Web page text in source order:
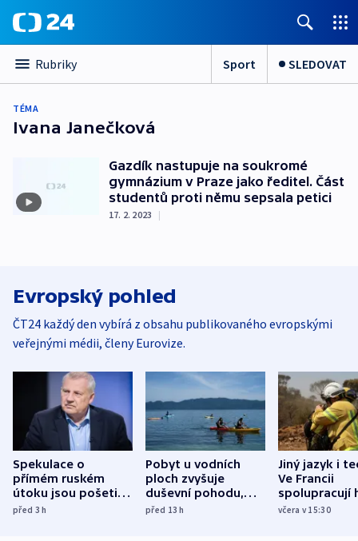
Rubriky Sport SLEDOVAT
TÉMA
Ivana Janečková
Gazdík nastupuje na soukromé
gymnázium v Praze jako ředitel. Část
studentů proti němu sepsala petici
17. 2. 2023 |
Evropský pohled
ČT24 každý den vybírá z obsahu publikovaného evropskými
veřejnými médii, členy Eurovize.
Spekulace o
přímém ruském
útoku jsou pošetilé,
míní estonský
před 3h
Pobyt u vodních
ploch zvyšuje
duševní pohodu,
ukázala
před 13h
Jiný jazyk i
Ve Francii
spolupracují
různých zemí
včera v 15:30